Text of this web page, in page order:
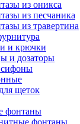
из оникса
из песчаника
из травертина
и крючки
и дозаторы
щеток
фонтаны
фонтаны